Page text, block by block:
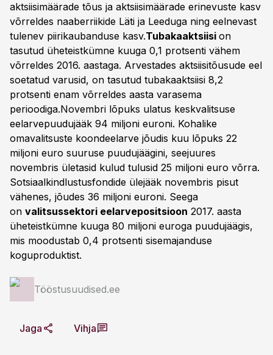
aktsiisimäärade tõus ja aktsiisimäärade erinevuste kasv
võrreldes naaberriikide Läti ja Leeduga ning eelnevast
tulenev piirikaubanduse kasv.Tubakaaktsiisi on
tasutud üheteistkümne kuuga 0,1 protsenti vähem
võrreldes 2016. aastaga. Arvestades aktsiisitõusude eel
soetatud varusid, on tasutud tubakaaktsiisi 8,2
protsenti enam võrreldes aasta varasema
perioodiga.Novembri lõpuks ulatus keskvalitsuse
eelarvepuudujääk 94 miljoni euroni. Kohalike
omavalitsuste koondeelarve jõudis kuu lõpuks 22
miljoni euro suuruse puudujäägini, seejuures
novembris ületasid kulud tulusid 25 miljoni euro võrra.
Sotsiaalkindlustusfondide ülejääk novembris pisut
vähenes, jõudes 36 miljoni euroni. Seega
on valitsussektori eelarvepositsioon 2017. aasta
üheteistkümne kuuga 80 miljoni euroga puudujäägis,
mis moodustab 0,4 protsenti sisemajanduse
koguproduktist.
Tööstusuudised.ee
Jaga Vihja